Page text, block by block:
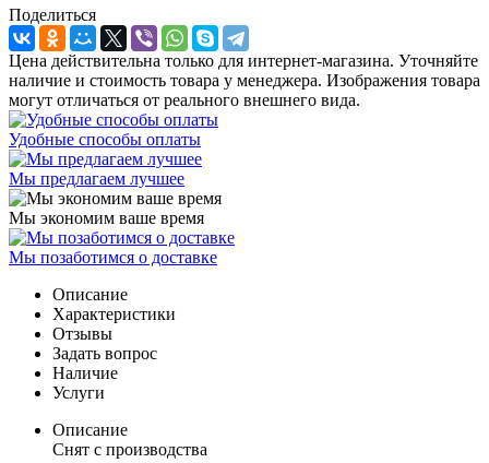
Поделиться
Цена действительна только для интернет-магазина. Уточняйте
наличие и стоимость товара у менеджера. Изображения товара
могут отличаться от реального внешнего вида.
Удобные способы оплаты
Мы предлагаем лучшее
Мы экономим ваше время
Мы позаботимся о доставке
Описание
Характеристики
Отзывы
Задать вопрос
Наличие
Услуги
Описание
Снят с производства